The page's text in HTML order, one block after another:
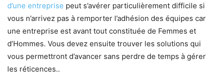
d’une entreprise peut s’avérer particulièrement difficile si
vous n’arrivez pas à remporter l’adhésion des équipes car
une entreprise est avant tout constituée de Femmes et
d’Hommes. Vous devez ensuite trouver les solutions qui
vous permettront d’avancer sans perdre de temps à gérer
les réticences..